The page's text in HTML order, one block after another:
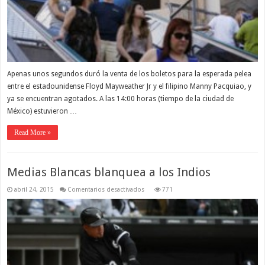
Apenas unos segundos duró la venta de los boletos para la esperada pelea
entre el estadounidense Floyd Mayweather Jr y el filipino Manny Pacquiao, y
ya se encuentran agotados. A las 14:00 horas (tiempo de la ciudad de
México) estuvieron …
Read More »
Medias Blancas blanquea a los Indios
abril 24, 2015 Comentarios desactivadosen
Blancas
blanquea
a
los
771